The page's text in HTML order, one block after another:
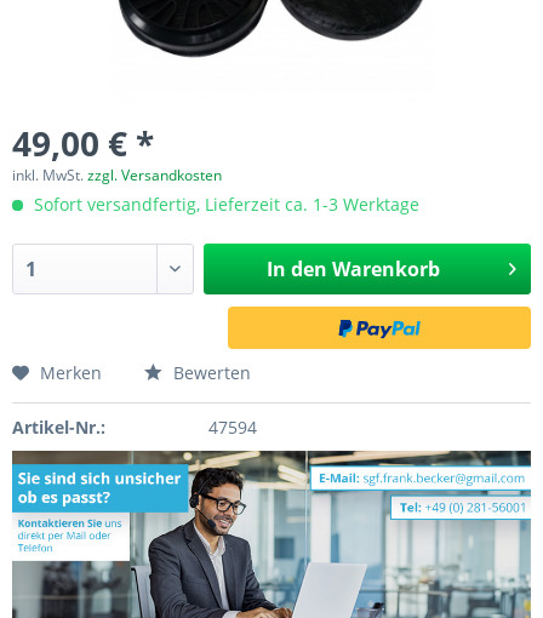
49,00 € *
inkl. MwSt.zzgl. Versandkosten
Sofort versandfertig, Lieferzeit ca. 1-3 Werktage
In den Warenkorb
Merken Bewerten
Artikel-Nr.: 47594